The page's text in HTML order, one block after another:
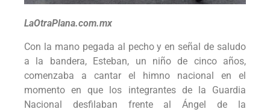
LaOtraPlana.com.mx
Con la mano pegada al pecho y en señal de saludo
a la bandera, Esteban, un niño de cinco años,
comenzaba a cantar el himno nacional en el
momento en que los integrantes de la Guardia
Nacional desfilaban frente al Ángel de la